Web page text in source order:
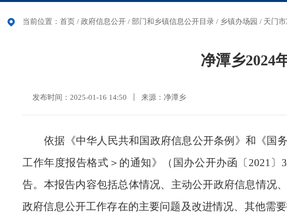
当前位置： 首页 / 政府信息公开 / 部门和乡镇信息公开目录 / 乡镇办场园 / 天门
净潭乡2024
发布时间：2025-01-16 14:50 来源：净潭乡
依据《中华人民共和国政府信息公开条例》和《国
工作年度报告格式＞的通知》（国办公开办函〔 2021〕
告。本报告内容包括总体情况、主动公开政府信息情况
政府信息公开工作存在的主要问题及改进情况、其他需